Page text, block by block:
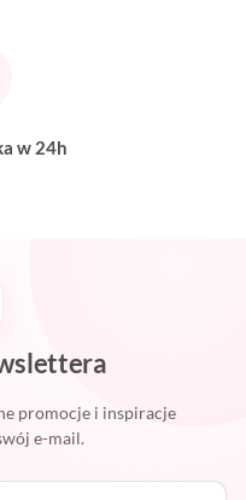
w 24h
promocje i inspiracje
e-mail.